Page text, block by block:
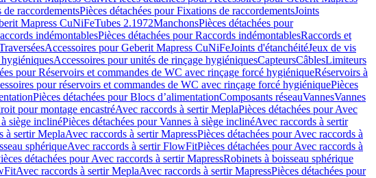
de raccordementsPièces détachées pour Fixations de raccordementsJoints
Mapress CuNiFeTubes 2.1972ManchonsPièces détachées pour
indémontablesPièces détachées pour Raccords indémontablesRaccords et
Accessoires pour Geberit Mapress CuNiFeJoints d'étanchéitéJeux de vis
Accessoires pour unités de rinçage hygiéniquesCapteursCâblesLimiteurs
pour Réservoirs et commandes de WC avec rinçage forcé hygiéniqueRéservoirs à
pour réservoirs et commandes de WC avec rinçage forcé hygiéniquePièces
Pièces détachées pour Blocs d’alimentationComposants réseauVannesVannes
pour montage encastréAvec raccords à sertir MeplaPièces détachées pour Avec
siège inclinéPièces détachées pour Vannes à siège inclinéAvec raccords à sertir
à sertir MeplaAvec raccords à sertir MapressPièces détachées pour Avec raccords à
sphériqueAvec raccords à sertir FlowFitPièces détachées pour Avec raccords à
détachées pour Avec raccords à sertir MapressRobinets à boisseau sphérique
Avec raccords à sertir MeplaAvec raccords à sertir MapressPièces détachées pour